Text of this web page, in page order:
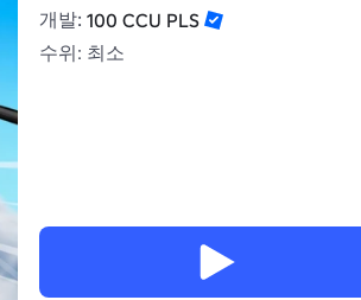
개발: 100 CCU PLS
수위: 최소